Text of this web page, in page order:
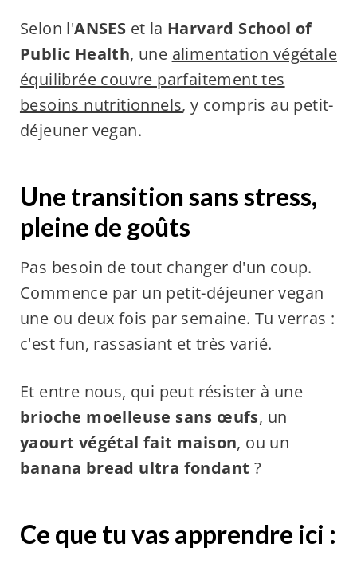
Selon l'ANSES et la Harvard School of
Public Health, une alimentation végétale
équilibrée couvre parfaitement tes
besoins nutritionnels, y compris au petit-
déjeuner vegan.
Une transition sans stress,
pleine de goûts
Pas besoin de tout changer d'un coup.
Commence par un petit-déjeuner vegan
une ou deux fois par semaine. Tu verras :
c'est fun, rassasiant et très varié.
Et entre nous, qui peut résister à une
brioche moelleuse sans œufs, un
yaourt végétal fait maison, ou un
banana bread ultra fondant ?
Ce que tu vas apprendre ici :